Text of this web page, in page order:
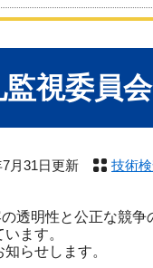
視委員
7月31日更新 技術
透明性と公正な競
ます。
らせします。